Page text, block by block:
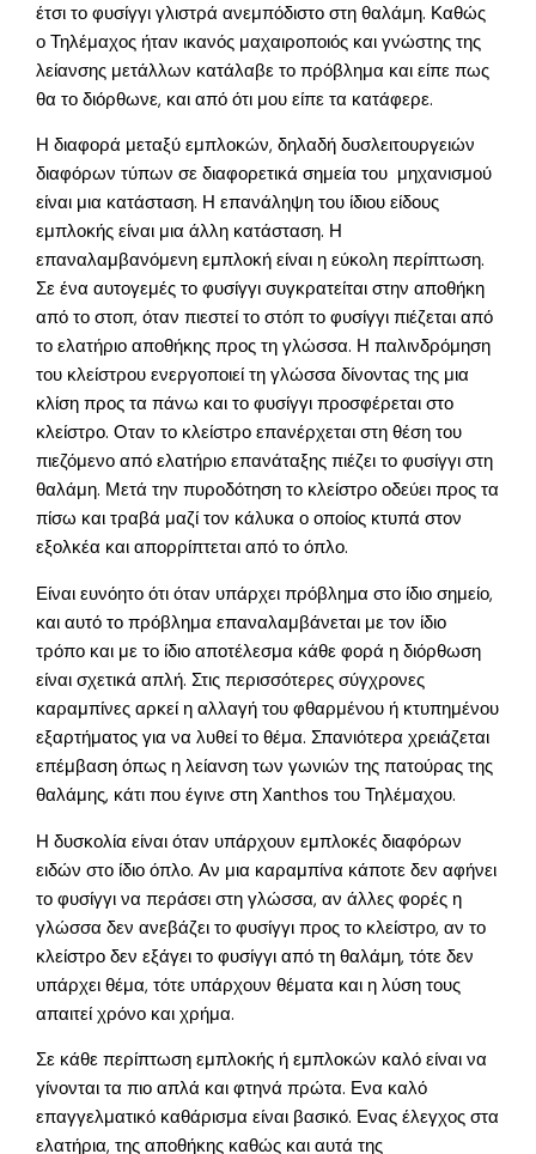
έτσι το φυσίγγι γλιστρά ανεμπόδιστο στη θαλάμη. Καθώς
ο Τηλέμαχος ήταν ικανός μαχαιροποιός και γνώστης της
λείανσης μετάλλων κατάλαβε το πρόβλημα και είπε πως
θα το διόρθωνε, και από ότι μου είπε τα κατάφερε.
Η διαφορά μεταξύ εμπλοκών, δηλαδή δυσλειτουργειών
διαφόρων τύπων σε διαφορετικά σημεία του μηχανισμού
είναι μια κατάσταση. Η επανάληψη του ίδιου είδους
εμπλοκής είναι μια άλλη κατάσταση. Η
επαναλαμβανόμενη εμπλοκή είναι η εύκολη περίπτωση.
Σε ένα αυτογεμές το φυσίγγι συγκρατείται στην αποθήκη
από το στοπ, όταν πιεστεί το στόπ το φυσίγγι πιέζεται από
το ελατήριο αποθήκης προς τη γλώσσα. Η παλινδρόμηση
του κλείστρου ενεργοποιεί τη γλώσσα δίνοντας της μια
κλίση προς τα πάνω και το φυσίγγι προσφέρεται στο
κλείστρο. Οταν το κλείστρο επανέρχεται στη θέση του
πιεζόμενο από ελατήριο επανάταξης πιέζει το φυσίγγι στη
θαλάμη. Μετά την πυροδότηση το κλείστρο οδεύει προς τα
πίσω και τραβά μαζί τον κάλυκα ο οποίος κτυπά στον
εξολκέα και απορρίπτεται από το όπλο.
Είναι ευνόητο ότι όταν υπάρχει πρόβλημα στο ίδιο σημείο,
και αυτό το πρόβλημα επαναλαμβάνεται με τον ίδιο
τρόπο και με το ίδιο αποτέλεσμα κάθε φορά η διόρθωση
είναι σχετικά απλή. Στις περισσότερες σύγχρονες
καραμπίνες αρκεί η αλλαγή του φθαρμένου ή κτυπημένου
εξαρτήματος για να λυθεί το θέμα. Σπανιότερα χρειάζεται
επέμβαση όπως η λείανση των γωνιών της πατούρας της
θαλάμης, κάτι που έγινε στη Xanthos του Τηλέμαχου.
Η δυσκολία είναι όταν υπάρχουν εμπλοκές διαφόρων
ειδών στο ίδιο όπλο. Αν μια καραμπίνα κάποτε δεν αφήνει
το φυσίγγι να περάσει στη γλώσσα, αν άλλες φορές η
γλώσσα δεν ανεβάζει το φυσίγγι προς το κλείστρο, αν το
κλείστρο δεν εξάγει το φυσίγγι από τη θαλάμη, τότε δεν
υπάρχει θέμα, τότε υπάρχουν θέματα και η λύση τους
απαιτεί χρόνο και χρήμα.
Σε κάθε περίπτωση εμπλοκής ή εμπλοκών καλό είναι να
γίνονται τα πιο απλά και φτηνά πρώτα. Ενα καλό
επαγγελματικό καθάρισμα είναι βασικό. Ενας έλεγχος στα
ελατήρια, της αποθήκης καθώς και αυτά της